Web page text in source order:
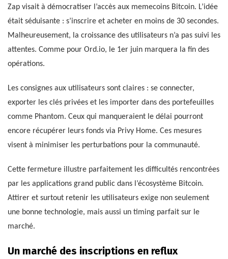
Zap visait à démocratiser l’accès aux memecoins Bitcoin. L’idée
était séduisante : s’inscrire et acheter en moins de 30 secondes.
Malheureusement, la croissance des utilisateurs n’a pas suivi les
attentes. Comme pour Ord.io, le 1er juin marquera la fin des
opérations.
Les consignes aux utilisateurs sont claires : se connecter,
exporter les clés privées et les importer dans des portefeuilles
comme Phantom. Ceux qui manqueraient le délai pourront
encore récupérer leurs fonds via Privy Home. Ces mesures
visent à minimiser les perturbations pour la communauté.
Cette fermeture illustre parfaitement les difficultés rencontrées
par les applications grand public dans l’écosystème Bitcoin.
Attirer et surtout retenir les utilisateurs exige non seulement
une bonne technologie, mais aussi un timing parfait sur le
marché.
Un marché des inscriptions en reflux